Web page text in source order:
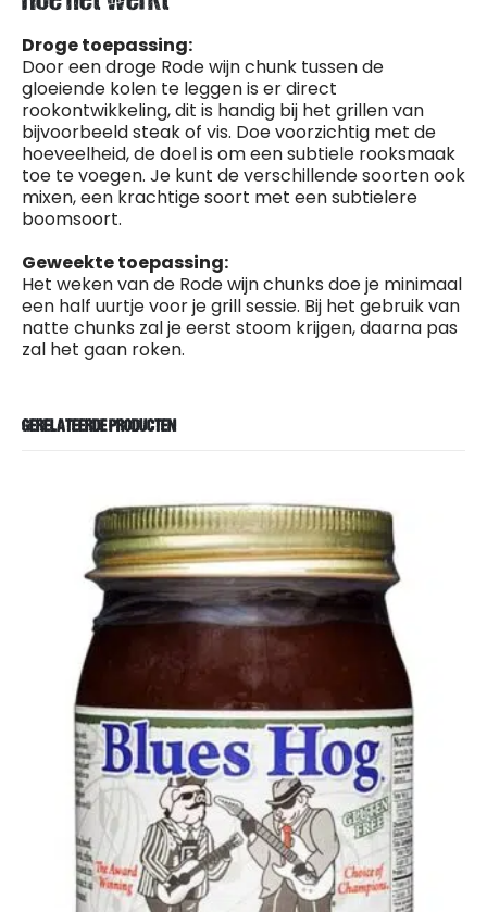
Droge toepassing:
Door een droge Rode wijn chunk tussen de
gloeiende kolen te leggen is er direct
rookontwikkeling, dit is handig bij het grillen van
bijvoorbeeld steak of vis. Doe voorzichtig met de
hoeveelheid, de doel is om een subtiele rooksmaak
toe te voegen. Je kunt de verschillende soorten ook
mixen, een krachtige soort met een subtielere
boomsoort.
Geweekte toepassing:
Het weken van de Rode wijn chunks doe je minimaal
een half uurtje voor je grill sessie. Bij het gebruik van
natte chunks zal je eerst stoom krijgen, daarna pas
zal het gaan roken.
GERELATEERDE PRODUCTEN